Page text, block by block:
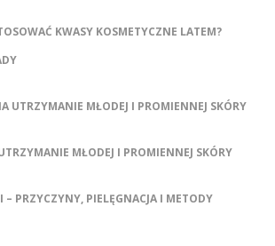
KWASY KOSMETYCZNE LATEM?
MŁODEJ I PROMIENNEJ SKÓRY